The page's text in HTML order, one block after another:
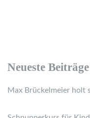
Neueste Beiträge
Max Brückelmeier holt